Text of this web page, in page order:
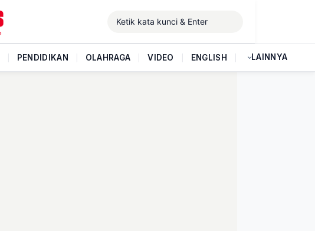
PENDIDIKAN OLAHRAGA VIDEO ENGLISH LAINNYA